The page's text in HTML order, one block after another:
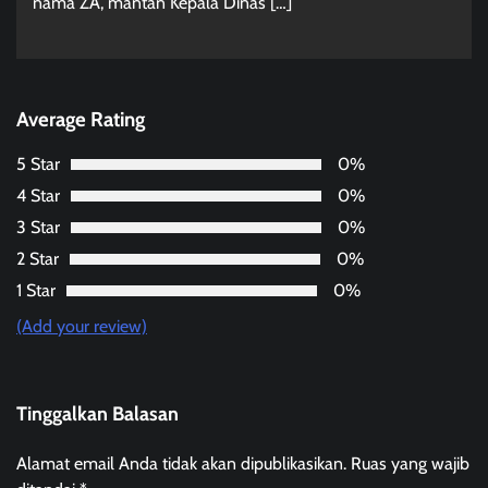
Average Rating
5 Star
0%
4 Star
0%
3 Star
0%
2 Star
0%
1 Star
0%
(Add your review)
Tinggalkan Balasan
Alamat email Anda tidak akan dipublikasikan. Ruas yang wajib